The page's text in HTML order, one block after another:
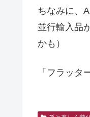
ちなみに、
並行輸入品
かも）
「フラッタ